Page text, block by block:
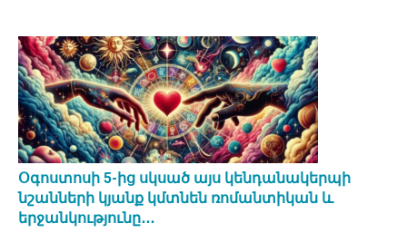
Օգոստոսի 5-ից սկսած այս կենդանակերպի
նշանների կյանք կմտնեն ռոմանտիկան և
երջանկությունը․․․